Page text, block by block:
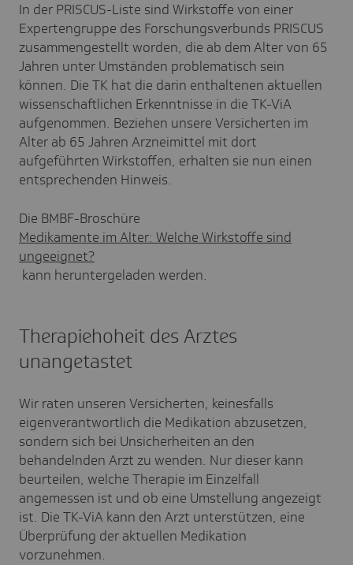
In der PRISCUS-Liste sind Wirkstoffe von einer
Expertengruppe des Forschungsverbunds PRISCUS
zusammengestellt worden, die ab dem Alter von 65
Jahren unter Umständen problematisch sein
können. Die TK hat die darin enthaltenen aktuellen
wissenschaftlichen Erkenntnisse in die TK-ViA
aufgenommen. Beziehen unsere Versicherten im
Alter ab 65 Jahren Arzneimittel mit dort
aufgeführten Wirkstoffen, erhalten sie nun einen
entsprechenden Hinweis.
Die BMBF-Broschüre
Medikamente im Alter: Welche Wirkstoffe sind
ungeeignet?
kann heruntergeladen werden.
Therapiehoheit des Arztes
unangetastet
Wir raten unseren Versicherten, keinesfalls
eigenverantwortlich die Medikation abzusetzen,
sondern sich bei Unsicherheiten an den
behandelnden Arzt zu wenden. Nur dieser kann
beurteilen, welche Therapie im Einzelfall
angemessen ist und ob eine Umstellung angezeigt
ist. Die TK-ViA kann den Arzt unterstützen, eine
Überprüfung der aktuellen Medikation
vorzunehmen.